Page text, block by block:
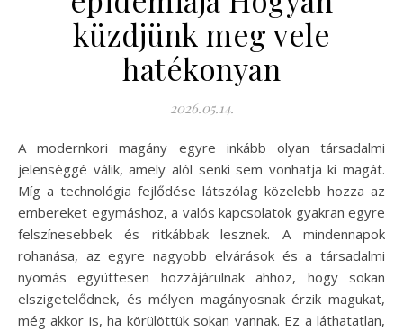
küzdjünk meg vele
hatékonyan
2026.05.14.
A modernkori magány egyre inkább olyan társadalmi
jelenséggé válik, amely alól senki sem vonhatja ki magát.
Míg a technológia fejlődése látszólag közelebb hozza az
embereket egymáshoz, a valós kapcsolatok gyakran egyre
felszínesebbek és ritkábbak lesznek. A mindennapok
rohanása, az egyre nagyobb elvárások és a társadalmi
nyomás együttesen hozzájárulnak ahhoz, hogy sokan
elszigetelődnek, és mélyen magányosnak érzik magukat,
még akkor is, ha körülöttük sokan vannak. Ez a láthatatlan,